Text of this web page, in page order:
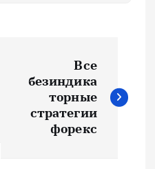
Все
безиндика
торные
стратегии
форекс